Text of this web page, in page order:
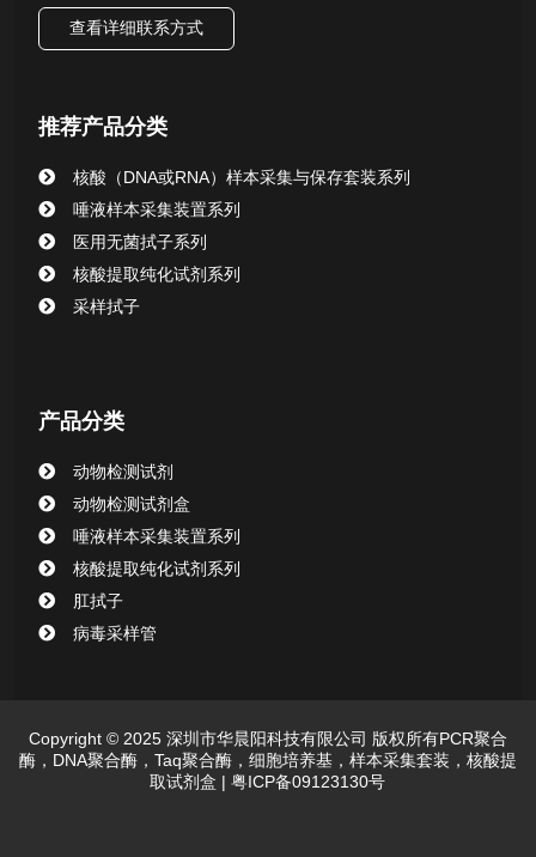
核酸（DNA&RNA）样本采集与保存套装系列
肛拭子
核酸提取或纯化试剂
动物检测试剂
查看详细联系方式
推荐产品分类
核酸（DNA或RNA）样本采集与保存套装系列
唾液样本采集装置系列
医用无菌拭子系列
核酸提取纯化试剂系列
采样拭子
产品分类
动物检测试剂
动物检测试剂盒
唾液样本采集装置系列
核酸提取纯化试剂系列
肛拭子
病毒采样管
Copyright © 2025 深圳市华晨阳科技有限公司 版权所有PCR聚合
酶，DNA聚合酶，Taq聚合酶，细胞培养基，样本采集套装，核酸提
取试剂盒 | 粤ICP备09123130号